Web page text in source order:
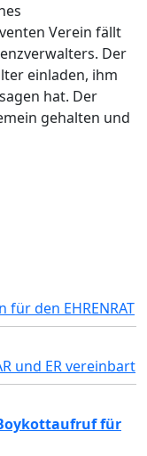
Verein fällt
Der
einladen, ihm
hat. Der
gehalten und
den EHRENRAT
und ER vereinbart
für